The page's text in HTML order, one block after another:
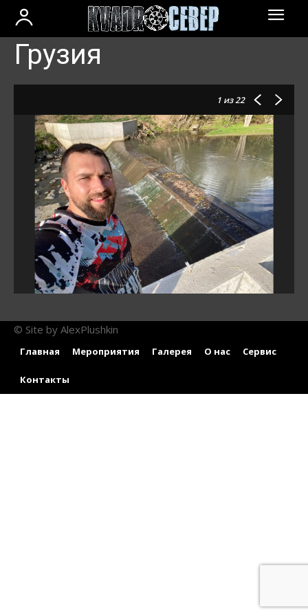
Грузия
1 из 22
© Site by AlexPlushkin
Главная Мероприятия Галерея О нас Сервис
Контакты